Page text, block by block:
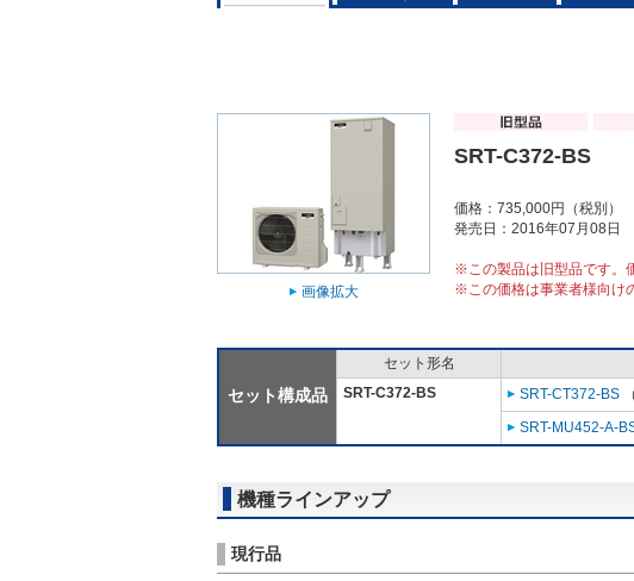
画像拡大
SRT-C372-BS
価格：735,000円（税別）
発売日：2016年07月08日
※この製品は旧型品です。
※この価格は事業者様向け
セット構成品
セット形名
SRT-C372-BS
SRT-CT372-BS
SRT-MU452-A-
機種ラインアップ
現行品